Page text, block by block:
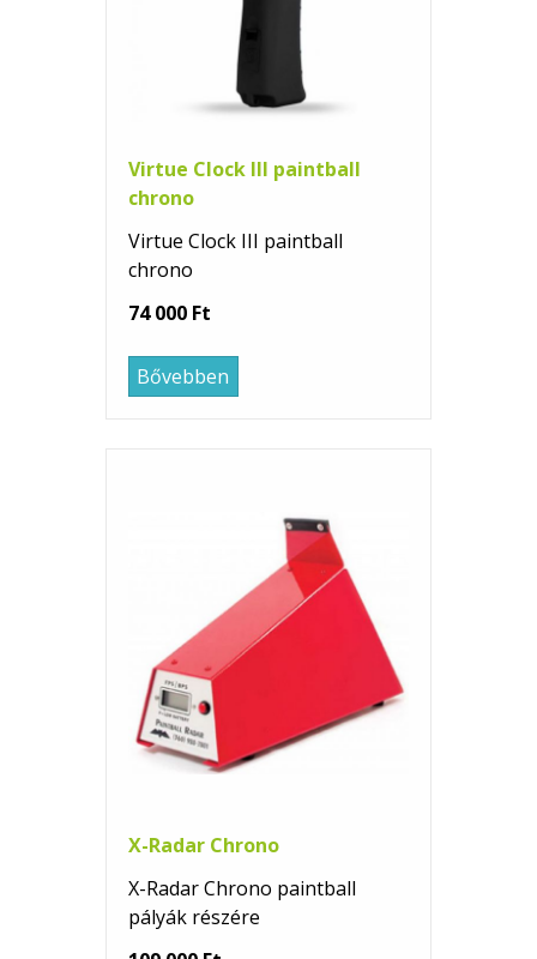
Virtue Clock III paintball
chrono
Virtue Clock III paintball
chrono
74 000 Ft
Bővebben
X-Radar Chrono
X-Radar Chrono paintball
pályák részére